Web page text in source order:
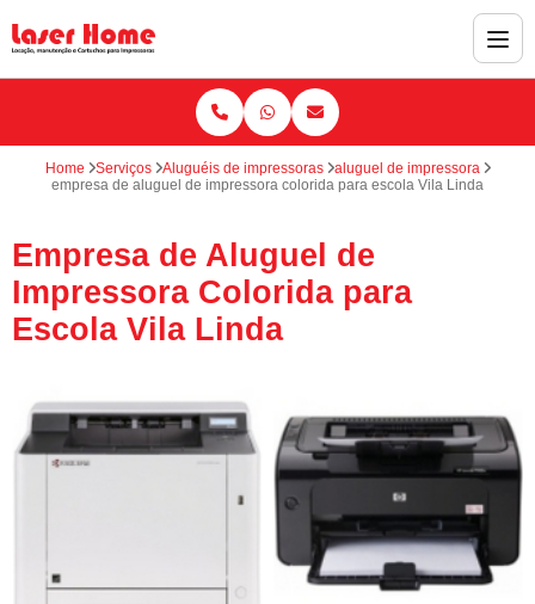
Home Serviços Aluguéis de impressoras
aluguel de impressora
empresa de aluguel de impressora colorida para escola Vila Linda
Empresa de Aluguel de
Impressora Colorida para
Escola Vila Linda